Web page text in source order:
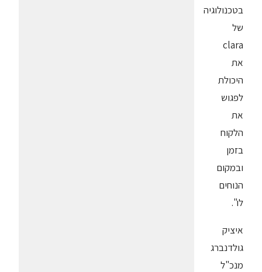
בטכנולוגיה
של
clara
את
היכולת
לפגוש
את
הלקוח
בזמן
ובמקום
הנוחים
לו".
איציק
גולדנברג
מנכ"ל